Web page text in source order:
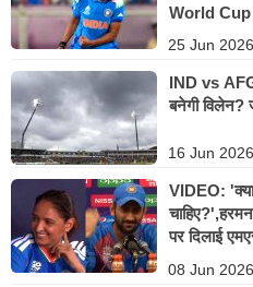
World Cup
25 Jun
IND vs
बनेगी विलेन?
16 Jun
VIDEO:
पर दिलाई
08 Jun